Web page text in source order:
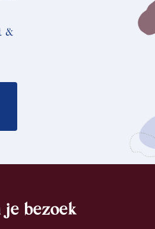
&
je bezoek